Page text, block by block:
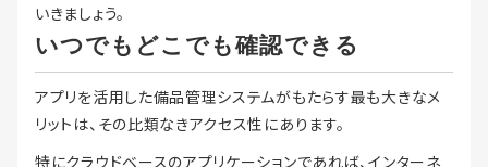
いきましょう。
いつでもどこでも確認できる
アプリを活用した備品管理システムがもたらす最も大きなメ
リットは、その比類なきアクセス性にあります。
特にクラウドベースのアプリケーションであれば、インターネ